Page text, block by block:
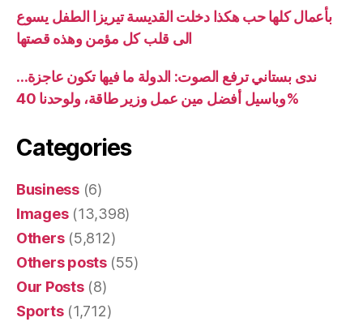
بأعمال كلها حب هكذا دخلت القديسة تيريزا الطفل يسوع
الى قلب كل مؤمن وهذه قصتها
ندى بستاني ترفع الصوت: الدولة ما فيها تكون عاجزة…
وباسيل أفضل مين عمل وزير طاقة، ولوحدنا 40%
Categories
Business(6)
Images(13,398)
Others(5,812)
Others posts(55)
Our Posts(8)
Sports(1,712)